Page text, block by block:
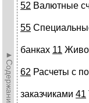
►Содержание►
52 Валютные
55
банках 11
62 Расчеты с
заказчиками 41